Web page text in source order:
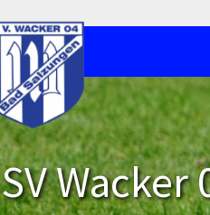
SV Wacker